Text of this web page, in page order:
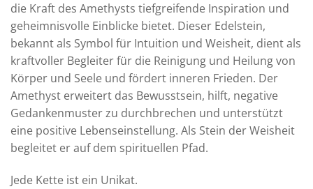
die Kraft des Amethysts tiefgreifende Inspiration und
geheimnisvolle Einblicke bietet. Dieser Edelstein,
bekannt als Symbol für Intuition und Weisheit, dient als
kraftvoller Begleiter für die Reinigung und Heilung von
Körper und Seele und fördert inneren Frieden. Der
Amethyst erweitert das Bewusstsein, hilft, negative
Gedankenmuster zu durchbrechen und unterstützt
eine positive Lebenseinstellung. Als Stein der Weisheit
begleitet er auf dem spirituellen Pfad.
Jede Kette ist ein Unikat.